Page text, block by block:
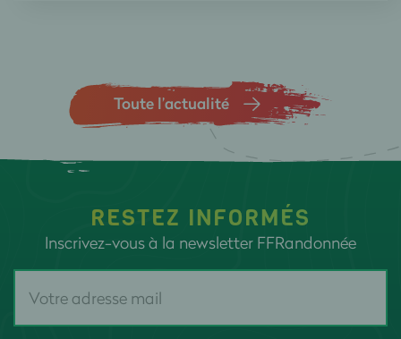
Toute l’actualité
RESTEZ INFORMÉS
Inscrivez-vous à la newsletter FFRandonnée